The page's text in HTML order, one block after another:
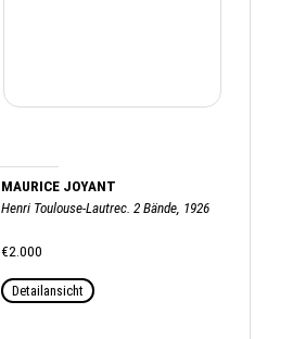
MAURICE JOYANT
Henri Toulouse-Lautrec. 2 Bände, 1926
€2.000
Detailansicht